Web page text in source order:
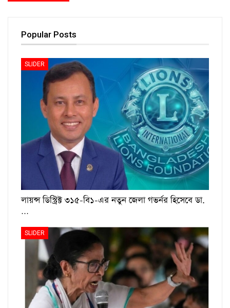
Popular Posts
SLIDER
লায়ন্স ডিস্ট্রিক্ট ৩১৫-বি১-এর নতুন জেলা গভর্নর হিসেবে ডা.
…
SLIDER